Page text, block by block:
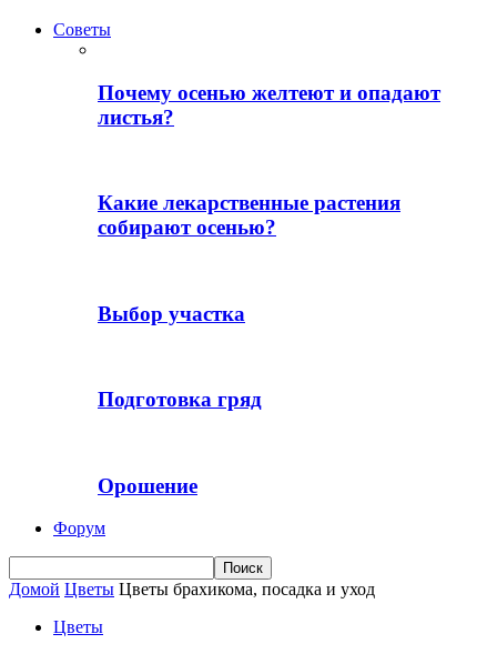
Советы
Почему осенью желтеют и опадают
листья?
Какие лекарственные растения
собирают осенью?
Выбор участка
Подготовка гряд
Орошение
Форум
Домой Цветы Цветы брахикома, посадка и уход
Цветы